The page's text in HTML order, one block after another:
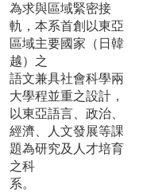
為求與區域緊密接
軌，本系⾸創以東亞
區域主要國家（⽇韓
越）之
語文兼具社會科學兩
⼤學程並重之設計，
以東亞語⾔、政治、
經濟、⼈文發展等課
題為研究及⼈才培育
之科
系。